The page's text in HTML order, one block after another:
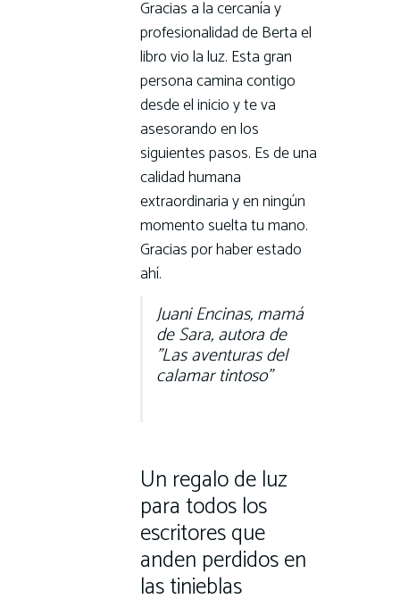
Gracias a la cercanía y
profesionalidad de Berta el
libro vio la luz. Esta gran
persona camina contigo
desde el inicio y te va
asesorando en los
siguientes pasos. Es de una
calidad humana
extraordinaria y en ningún
momento suelta tu mano.
Gracias por haber estado
ahí.
Juani Encinas, mamá
de Sara, autora de
"Las aventuras del
calamar tintoso"
Un regalo de luz
para todos los
escritores que
anden perdidos en
las tinieblas